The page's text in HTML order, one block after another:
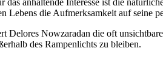
Lebens die Aufmerksamkeit auf seine
Delores Nowzaradan die oft
des Rampenlichts zu bleiben.